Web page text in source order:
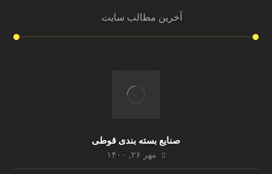
آخرین مطالب سایت
صنایع بسته بندی قوطی
مهر ۲۶, ۱۴۰۰